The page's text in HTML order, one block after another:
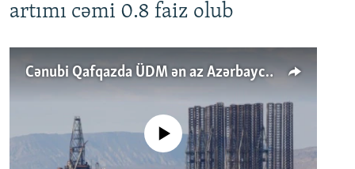
artımı cəmi 0.8 faiz olub
Cənubi Qafqazda ÜDM ən az Azərbaycanda artır: Qonşuları niyə Bakını qabaqlaya bilir?
No media source currently available